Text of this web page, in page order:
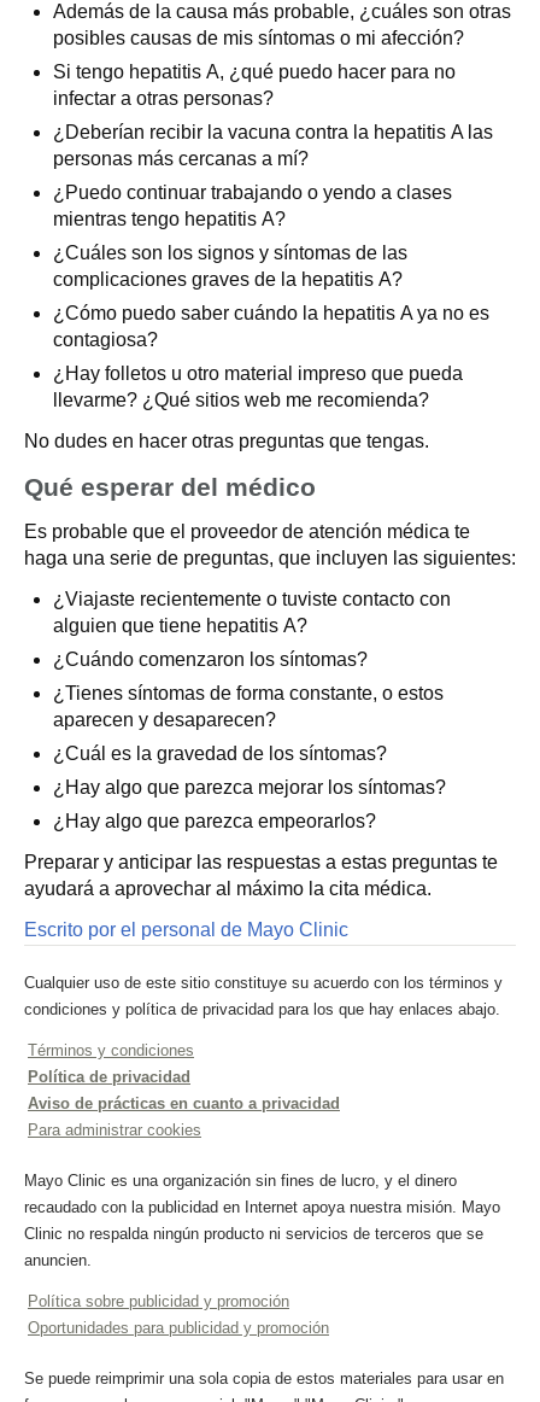
Además de la causa más probable, ¿cuáles son otras
posibles causas de mis síntomas o mi afección?
Si tengo hepatitis A, ¿qué puedo hacer para no
infectar a otras personas?
¿Deberían recibir la vacuna contra la hepatitis A las
personas más cercanas a mí?
¿Puedo continuar trabajando o yendo a clases
mientras tengo hepatitis A?
¿Cuáles son los signos y síntomas de las
complicaciones graves de la hepatitis A?
¿Cómo puedo saber cuándo la hepatitis A ya no es
contagiosa?
¿Hay folletos u otro material impreso que pueda
llevarme? ¿Qué sitios web me recomienda?
No dudes en hacer otras preguntas que tengas.
Qué esperar del médico
Es probable que el proveedor de atención médica te
haga una serie de preguntas, que incluyen las siguientes:
¿Viajaste recientemente o tuviste contacto con
alguien que tiene hepatitis A?
¿Cuándo comenzaron los síntomas?
¿Tienes síntomas de forma constante, o estos
aparecen y desaparecen?
¿Cuál es la gravedad de los síntomas?
¿Hay algo que parezca mejorar los síntomas?
¿Hay algo que parezca empeorarlos?
Preparar y anticipar las respuestas a estas preguntas te
ayudará a aprovechar al máximo la cita médica.
Escrito por el personal de Mayo Clinic
Cualquier uso de este sitio constituye su acuerdo con los términos y
condiciones y política de privacidad para los que hay enlaces abajo.
Términos y condiciones
Política de privacidad
Aviso de prácticas en cuanto a privacidad
Para administrar cookies
Mayo Clinic es una organización sin fines de lucro, y el dinero
recaudado con la publicidad en Internet apoya nuestra misión. Mayo
Clinic no respalda ningún producto ni servicios de terceros que se
anuncien.
Política sobre publicidad y promoción
Oportunidades para publicidad y promoción
Se puede reimprimir una sola copia de estos materiales para usar en